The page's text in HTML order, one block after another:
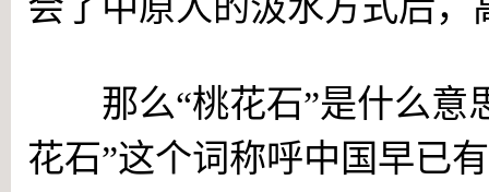
会了中原人的汲水方式后，
那么“桃花石”是什么意
花石”这个词称呼中国早已